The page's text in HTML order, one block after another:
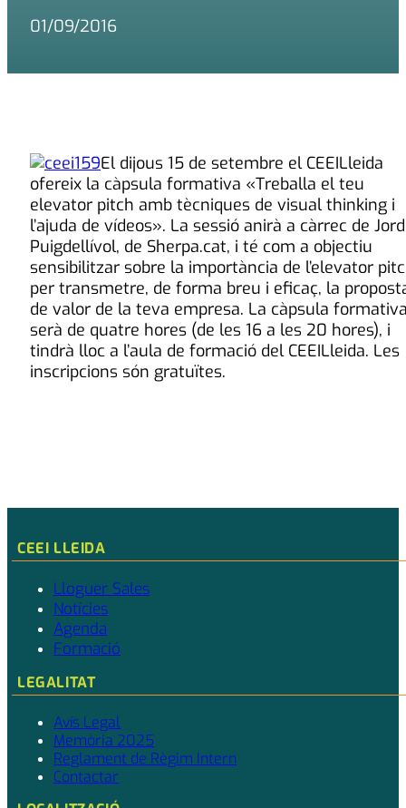
01/09/2016
El dijous 15 de setembre el CEEILleida
ofereix la càpsula formativa «Treballa el teu
elevator pitch amb tècniques de visual thinking i
l’ajuda de vídeos». La sessió anirà a càrrec de
Puigdellívol, de Sherpa.cat, i té com a objectiu
sensibilitzar sobre la importància de l’elevator
per transmetre, de forma breu i eficaç, la
de valor de la teva empresa. La càpsula
serà de quatre hores (de les 16 a les 20 hores), i
tindrà lloc a l’aula de formació del CEEILleida. Les
inscripcions són gratuïtes.
CEEI LLEIDA
Lloguer Sales
Notícies
Agenda
Formació
LEGALITAT
Avís Legal
Memòria 2025
Reglament de Règim Intern
Contactar